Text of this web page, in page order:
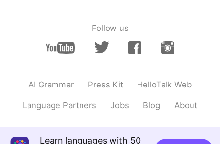
Follow us
AI Grammar Press Kit HelloTalk Web
Language Partners Jobs Blog About
Learn languages with 50